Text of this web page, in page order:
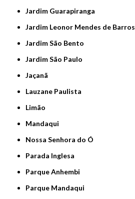
Jardim Guarapiranga
Jardim Leonor Mendes de Barros
Jardim São Bento
Jardim São Paulo
Jaçanã
Lauzane Paulista
Limão
Mandaqui
Nossa Senhora do Ó
Parada Inglesa
Parque Anhembi
Parque Mandaqui